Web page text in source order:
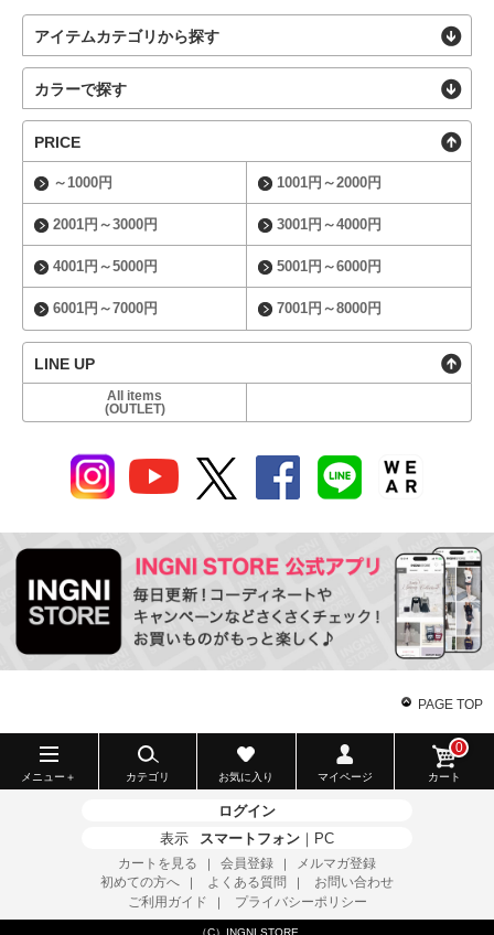
アイテムカテゴリから探す
カラーで探す
PRICE
～1000円 1001円～2000円
2001円～3000円 3001円～4000円
4001円～5000円 5001円～6000円
6001円～7000円 7001円～8000円
LINE UP
All items
(OUTLET)
PAGE TOP
メニュー＋ カテゴリ お気に入り マイページ カート
0
ログイン
表示
スマートフォン ｜ PC
カートを見る ｜ 会員登録 ｜
メルマガ登録
初めての方へ
よくある質問
お問い合わせ
ご利用ガイド
｜ プライバシーポリシー
（C）INGNI STORE